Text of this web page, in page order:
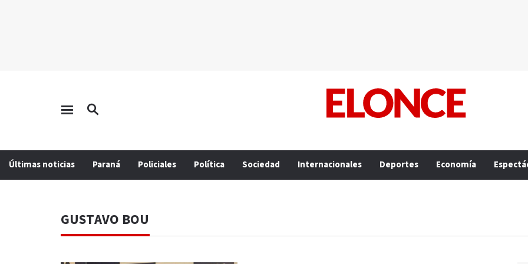
Últimas noticias Paraná Policiales Política Sociedad Internacionales Deportes Economía
GUSTAVO BOU